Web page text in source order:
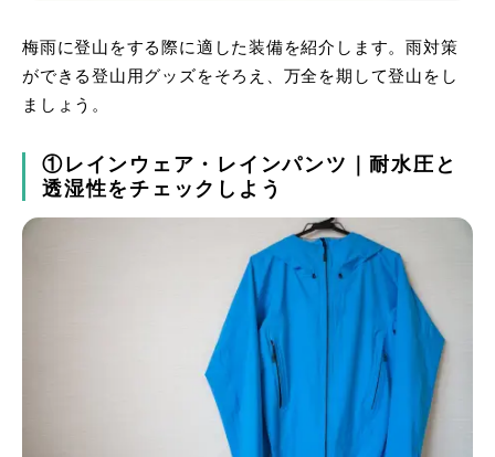
梅雨に登山をする際に適した装備を紹介します。雨対策
ができる登山用グッズをそろえ、万全を期して登山をし
ましょう。
①レインウェア・レインパンツ｜耐水圧と
透湿性をチェックしよう